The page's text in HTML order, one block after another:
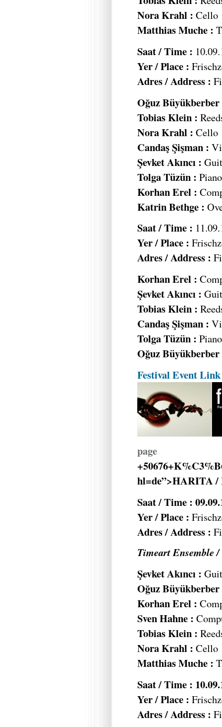
Nora Krahl : Cello
Matthias Muche :
Saat / Time :
Yer / Place :
Adres / Address :
Oğuz
Tobias Klein :
Nora Krahl : Cello
Candaş Şişman :
Şevket Akıncı :
Tolga Tüzün :
Korhan Erel :
Katrin Bethge :
Saat / Time :
Yer / Place :
Adres / Address :
Korhan Erel :
Şevket Akıncı :
Tobias Klein :
Candaş Şişman :
Tolga Tüzün :
Oğuz
Festival Event Link
page
hl=de”>HARITA /
Saat / Time :
Yer / Place :
Adres / Address :
Timeart Ensemble /
Şevket Akıncı :
Oğuz
Korhan Erel :
Sven Hahne :
Tobias Klein :
Nora Krahl : Cello
Matthias Muche :
Saat / Time :
Yer / Place :
Adres / Address :